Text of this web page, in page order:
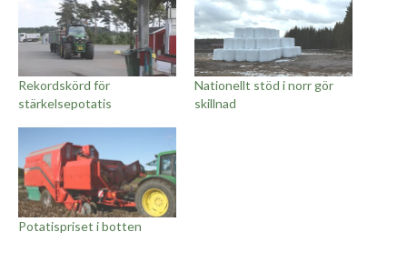
Rekordskörd för
stärkelsepotatis
Nationellt stöd i norr gör
skillnad
Potatispriset i botten